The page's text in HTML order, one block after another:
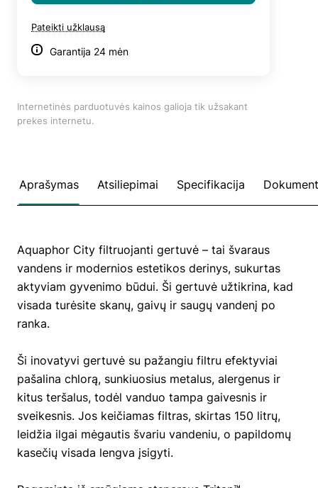
Pateikti užklausą
Garantija 24 mėn
Internetinės parduotuvės kainos galioja tik užsakant
prekes internetu.
Aprašymas Atsiliepimai Specifikacija
Aquaphor City filtruojanti gertuvė – tai švaraus
vandens ir modernios estetikos derinys, sukurtas
aktyviam gyvenimo būdui. Ši gertuvė užtikrina, kad
visada turėsite skanų, gaivų ir saugų vandenį po
ranka.
Ši inovatyvi gertuvė su pažangiu filtru efektyviai
pašalina chlorą, sunkiuosius metalus, alergenus ir
kitus teršalus, todėl vanduo tampa gaivesnis ir
sveikesnis. Jos keičiamas filtras, skirtas 150 litrų,
leidžia ilgai mėgautis švariu vandeniu, o papildomų
kasečių visada lengva įsigyti.